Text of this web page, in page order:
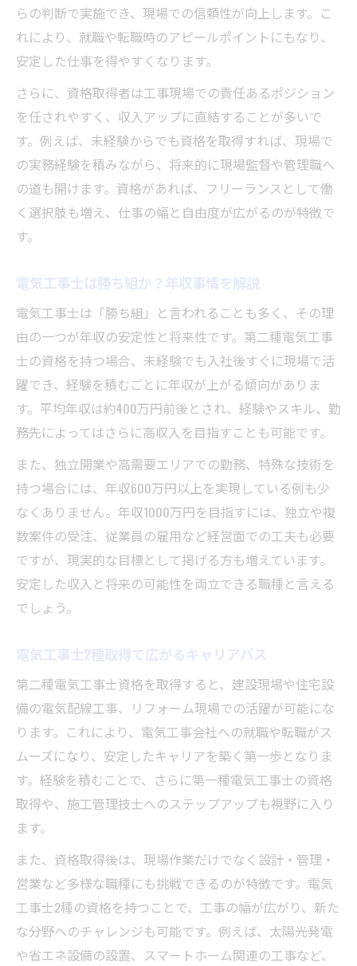
電気工事士勉強アプリで通勤中に知識習得
スキマ時間に効く電気工事士勉強サイトの
活用法
毎日の短時間でできる電気工事学習の工夫
電気工事士2種勉強動画を使った効率学習術
昼休みや移動中でもできる電気工事士学習
法
無料で始める電気工事士試験対策の魅力
電気工事士2種勉強サイト無料活用のポイン
無料アプリで始める電気工事学習の利点
ツ
電気工事士勉強サイトを使った費用ゼロ対
策法
無料で使える電気工事士2種勉強動画の活用
術
電気工事士2種勉強初心者が知るべき基本ポ
イント
電気工事士勉強アプリ初心者向けの選び方
電気工事士学習で初心者がつまずきやすい
点と対策
電気工事士2種勉強アプリ無料版の活用方法
らの判断で実施でき、現場での信頼性が向上します。こ
れにより、就職や転職時のアピールポイントにもなり、
安定した仕事を得やすくなります。
さらに、資格取得者は工事現場での責任あるポジション
を任されやすく、収入アップに直結することが多いで
す。例えば、未経験からでも資格を取得すれば、現場で
の実務経験を積みながら、将来的に現場監督や管理職へ
の道も開けます。資格があれば、フリーランスとして働
く選択肢も増え、仕事の幅と自由度が広がるのが特徴で
す。
電気工事士は勝ち組か？年収事情を解説
電気工事士は「勝ち組」と言われることも多く、その理
由の一つが年収の安定性と将来性です。第二種電気工事
士の資格を持つ場合、未経験でも入社後すぐに現場で活
躍でき、経験を積むごとに年収が上がる傾向がありま
す。平均年収は約400万円前後とされ、経験やスキル、勤
務先によってはさらに高収入を目指すことも可能です。
また、独立開業や高需要エリアでの勤務、特殊な技術を
持つ場合には、年収600万円以上を実現している例も少
なくありません。年収1000万円を目指すには、独立や複
数案件の受注、従業員の雇用など経営面での工夫も必要
ですが、現実的な目標として掲げる方も増えています。
安定した収入と将来の可能性を両立できる職種と言える
でしょう。
電気工事士2種取得で広がるキャリアパス
第二種電気工事士資格を取得すると、建設現場や住宅設
備の電気配線工事、リフォーム現場での活躍が可能にな
ります。これにより、電気工事会社への就職や転職がス
ムーズになり、安定したキャリアを築く第一歩となりま
す。経験を積むことで、さらに第一種電気工事士の資格
取得や、施工管理技士へのステップアップも視野に入り
ます。
また、資格取得後は、現場作業だけでなく設計・管理・
営業など多様な職種にも挑戦できるのが特徴です。電気
工事士2種の資格を持つことで、工事の幅が広がり、新た
な分野へのチャレンジも可能です。例えば、太陽光発電
や省エネ設備の設置、スマートホーム関連の工事など、